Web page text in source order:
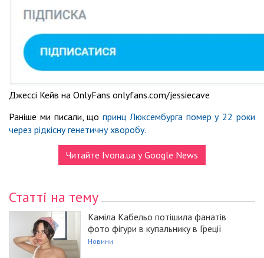
Джессі Кейв на OnlyFans onlyfans.com/jessiecave
Раніше ми писали, щопринц Люксембурга помер у 22 роки
через рідкісну генетичну хворобу.
Читайте Ivona.ua у Google News
Статті на тему
Каміла Кабельо потішила фанатів
фото фігури в купальнику в Греції
Новини